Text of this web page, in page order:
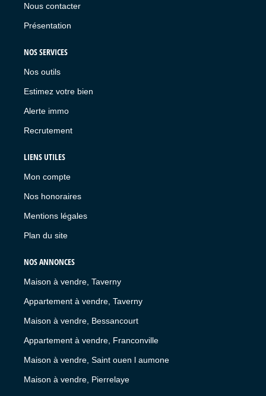
Nous contacter
Présentation
NOS SERVICES
Nos outils
Estimez votre bien
Alerte immo
Recrutement
LIENS UTILES
Mon compte
Nos honoraires
Mentions légales
Plan du site
NOS ANNONCES
Maison à vendre, Taverny
Appartement à vendre, Taverny
Maison à vendre, Bessancourt
Appartement à vendre, Franconville
Maison à vendre, Saint ouen l aumone
Maison à vendre, Pierrelaye